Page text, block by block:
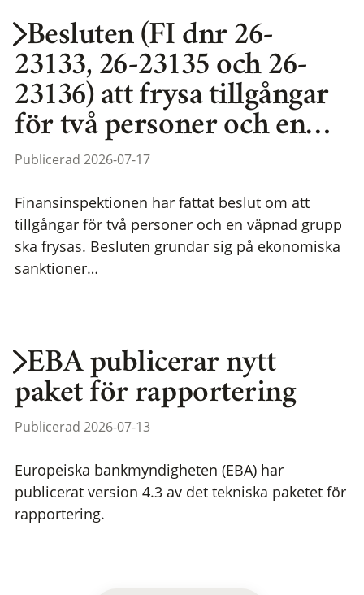
Besluten (FI dnr 26-
23133, 26-23135 och 26-
23136) att frysa tillgångar
för två personer och en…
Publicerad 2026-07-17
Finansinspektionen har fattat beslut om att
tillgångar för två personer och en väpnad grupp
ska frysas. Besluten grundar sig på ekonomiska
sanktioner…
EBA publicerar nytt
paket för rapportering
Publicerad 2026-07-13
Europeiska bankmyndigheten (EBA) har
publicerat version 4.3 av det tekniska paketet för
rapportering.